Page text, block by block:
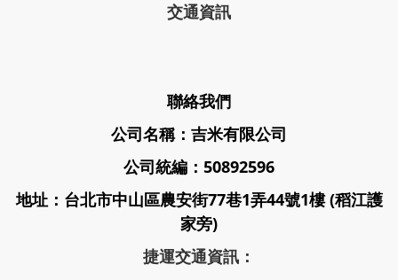
交通資訊
聯絡我們
公司名稱：吉米有限公司
公司統編：50892596
地址：台北市中山區農安街77巷1弄44號1樓 (稻江護
家旁)
捷運交通資訊：